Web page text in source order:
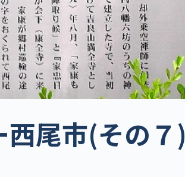
尾市(その７)